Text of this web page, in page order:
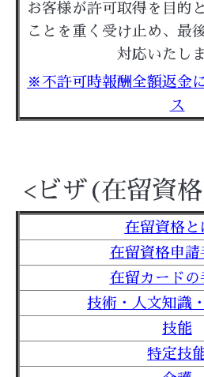
お客様が許可取得を目的
ことを重く受け止め、最
対応いたし
※不許可時報酬全額返金
ス
<ビザ(在留資
在留資格と
在留資格申請
在留カードの
技術・人文知識
技能
特定技